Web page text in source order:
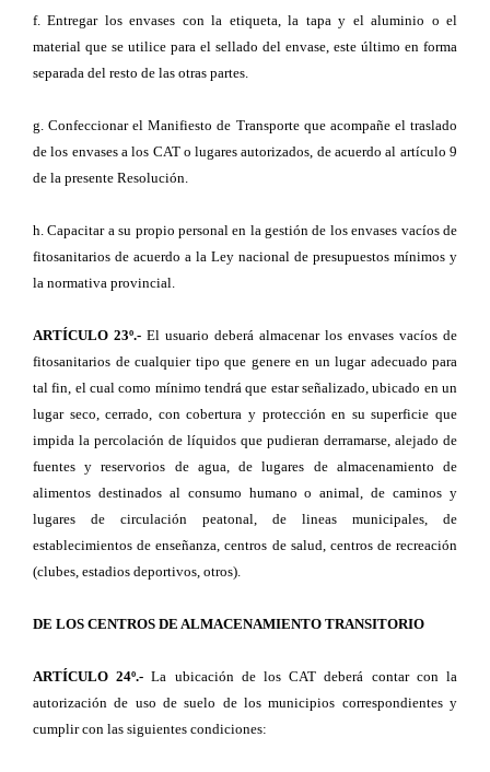
f. Entregar los envases con la etiqueta, la tapa y el aluminio o el
material que se utilice para el sellado del envase, este último en forma
separada del resto de las otras partes.
g. Confeccionar el Manifiesto de Transporte que acompañe el traslado
de los envases a los CAT o lugares autorizados, de acuerdo al artículo 9
de la presente Resolución.
h. Capacitar a su propio personal en la gestión de los envases vacíos de
fitosanitarios de acuerdo a la Ley nacional de presupuestos mínimos y
la normativa provincial.
ARTÍCULO 23º.- El usuario deberá almacenar los envases vacíos de
fitosanitarios de cualquier tipo que genere en un lugar adecuado para
tal fin, el cual como mínimo tendrá que estar señalizado, ubicado en un
lugar seco, cerrado, con cobertura y protección en su superficie que
impida la percolación de líquidos que pudieran derramarse, alejado de
fuentes y reservorios de agua, de lugares de almacenamiento de
alimentos destinados al consumo humano o animal, de caminos y
lugares de circulación peatonal, de lineas municipales, de
establecimientos de enseñanza, centros de salud, centros de recreación
(clubes, estadios deportivos, otros).
DE LOS CENTROS DE ALMACENAMIENTO TRANSITORIO
ARTÍCULO 24º.- La ubicación de los CAT deberá contar con la
autorización de uso de suelo de los municipios correspondientes y
cumplir con las siguientes condiciones: